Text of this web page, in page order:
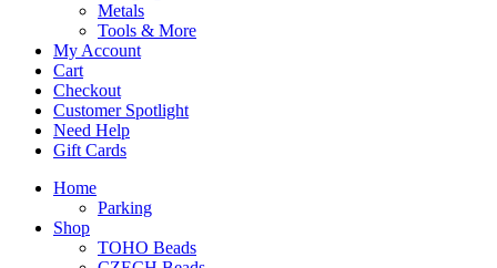
Metals
Tools & More
My Account
Cart
Checkout
Customer Spotlight
Need Help
Gift Cards
Home
Parking
Shop
TOHO Beads